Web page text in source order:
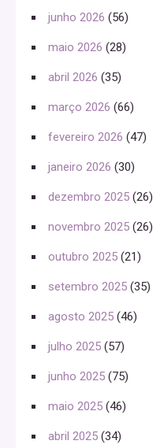
junho 2026 (56)
maio 2026 (28)
abril 2026 (35)
março 2026 (66)
fevereiro 2026 (47)
janeiro 2026 (30)
dezembro 2025 (26)
novembro 2025 (26)
outubro 2025 (21)
setembro 2025 (35)
agosto 2025 (46)
julho 2025 (57)
junho 2025 (75)
maio 2025 (46)
abril 2025 (34)